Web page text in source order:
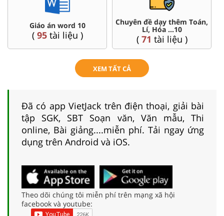
Giáo án word 10
( 95tài liệu )
Chuyên đề dạy thêm Toán,
Lí, Hóa ...10
( 71 tài liệu )
XEM TẤT CẢ
Đã có app VietJack trên điện thoại, giải bài
tập SGK, SBT Soạn văn, Văn mẫu, Thi
online, Bài giảng....miễn phí. Tải ngay ứng
dụng trên Android và iOS.
Theo dõi chúng tôi miễn phí trên mạng xã hội
facebook và youtube: